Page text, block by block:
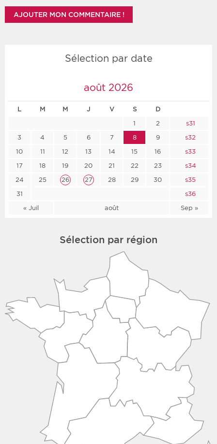
Sélection par date
août 2026
L M M J V S D
« Juil août Sep »
1 2
s31
3
4 5 6 7 8 9
s32
10
11 12 13 14 15 16
s33
17
18 19 20 21 22 23
s34
24
25 26 27 28 29 30
s35
31
s36
Sélection par région